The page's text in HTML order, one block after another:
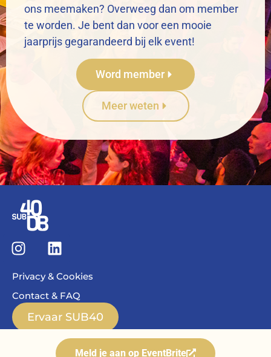
ons meemaken? Overweeg dan om member
te worden. Je bent dan voor een mooie
jaarprijs gegarandeerd bij elk event!
Word member
Meer weten
Meld je aan op EventBrite
Privacy & Cookies
Contact & FAQ
Ervaar SUB40